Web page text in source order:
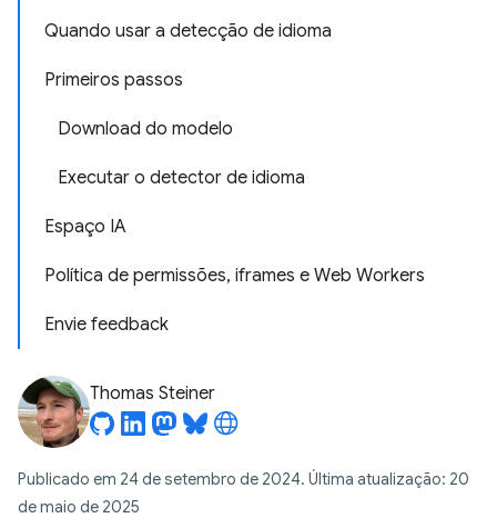
Quando usar a detecção de idioma
Primeiros passos
Download do modelo
Executar o detector de idioma
Espaço IA
Política de permissões, iframes e Web Workers
Envie feedback
Thomas Steiner
Publicado em 24 de setembro de 2024. Última atualização: 20
de maio de 2025